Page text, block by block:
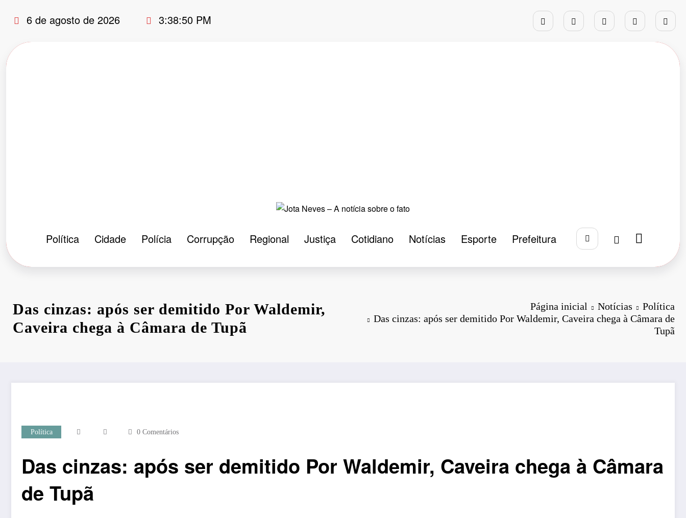
para
conteúdo
6 de agosto de 2026 3:38:51 PM
Política Cidade Polícia Corrupção Regional Justiça Cotidiano Notícias Esporte Prefeitura
Das cinzas: após ser demitido Por Waldemir,
Caveira chega à Câmara de Tupã
Página inicial Notícias
Política
Das cinzas: após ser demitido Por Waldemir, Caveira chega à Câmara de
Tupã
Política 0 Comentários
Das cinzas: após ser demitido Por Waldemir, Caveira chega à Câmara
de Tupã